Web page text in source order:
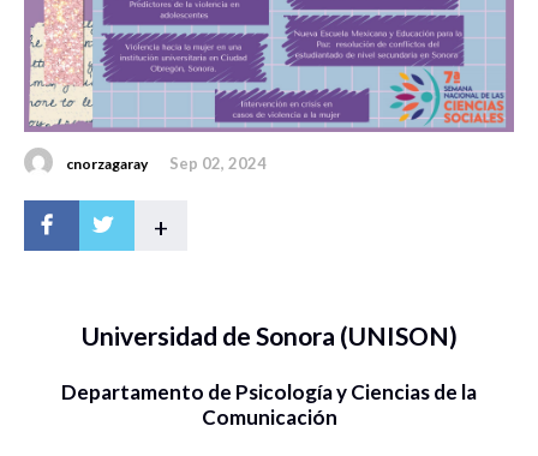
cnorzagaray Sep 02, 2024
+
Universidad de Sonora (UNISON)
Departamento de Psicología y Ciencias de la
Comunicación